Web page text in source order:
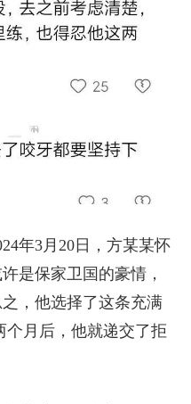
年3月20日，方某某怀
是保家卫国的豪情，
，他选择了这条充满
月后，他就递交了拒